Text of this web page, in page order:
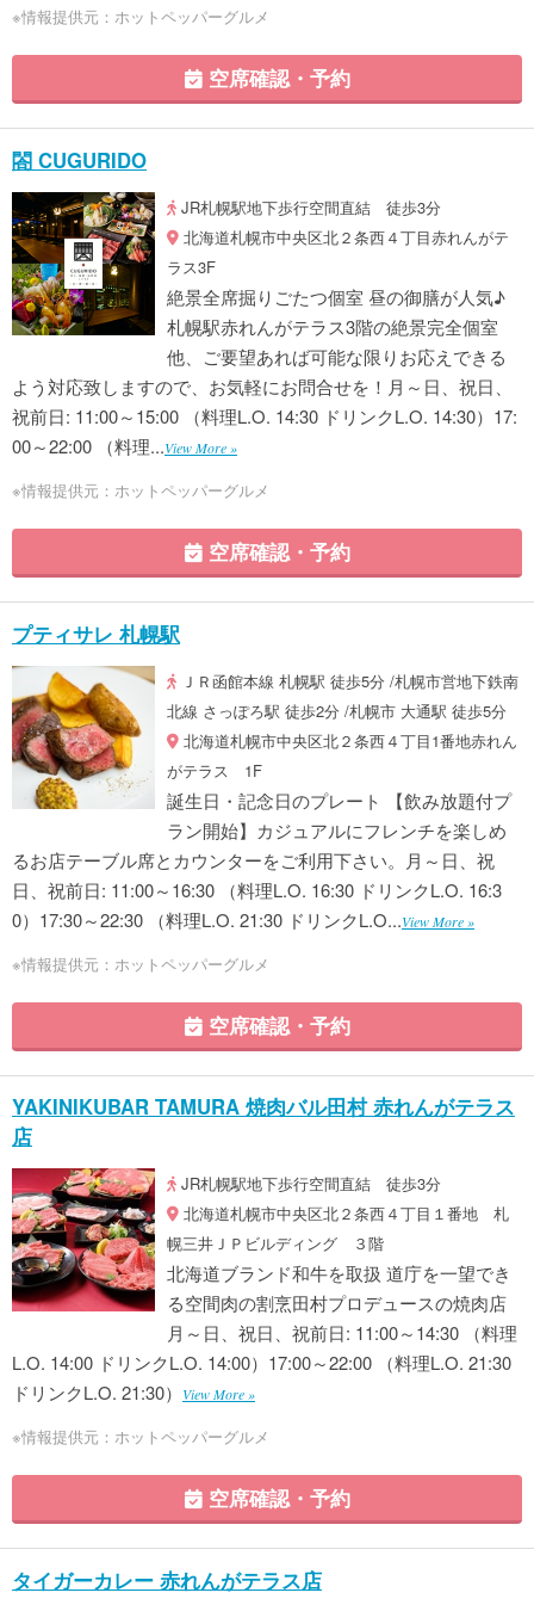
※情報提供元：ホットペッパーグルメ
空席確認・予約
閤 CUGURIDO
JR札幌駅地下歩行空間直結 徒歩3分
北海道札幌市中央区北２条西４丁目赤れんがテ
ラス3F
絶景全席掘りごたつ個室 昼の御膳が人気♪
札幌駅赤れんがテラス3階の絶景完全個室
他、ご要望あれば可能な限りお応えできる
よう対応致しますので、お気軽にお問合せを！月～日、祝日、
祝前日: 11:00～15:00 （料理L.O. 14:30 ドリンクL.O. 14:30）17:
00～22:00 （料理...View More »
※情報提供元：ホットペッパーグルメ
空席確認・予約
プティサレ 札幌駅
ＪＲ函館本線 札幌駅 徒歩5分 /札幌市営地下鉄南
北線 さっぽろ駅 徒歩2分 /札幌市 大通駅 徒歩5分
北海道札幌市中央区北２条西４丁目1番地赤れん
がテラス 1F
誕生日・記念日のプレート 【飲み放題付プ
ラン開始】カジュアルにフレンチを楽しめ
るお店テーブル席とカウンターをご利用下さい。月～日、祝
日、祝前日: 11:00～16:30 （料理L.O. 16:30 ドリンクL.O. 16:3
0）17:30～22:30 （料理L.O. 21:30 ドリンクL.O...View More »
※情報提供元：ホットペッパーグルメ
空席確認・予約
YAKINIKUBAR TAMURA 焼肉バル田村 赤れんがテラス
店
JR札幌駅地下歩行空間直結 徒歩3分
北海道札幌市中央区北２条西４丁目１番地 札
幌三井ＪＰビルディング ３階
北海道ブランド和牛を取扱 道庁を一望でき
る空間肉の割烹田村プロデュースの焼肉店
月～日、祝日、祝前日: 11:00～14:30 （料理
L.O. 14:00 ドリンクL.O. 14:00）17:00～22:00 （料理L.O. 21:30
ドリンクL.O. 21:30）
View More »
※情報提供元：ホットペッパーグルメ
空席確認・予約
タイガーカレー 赤れんがテラス店